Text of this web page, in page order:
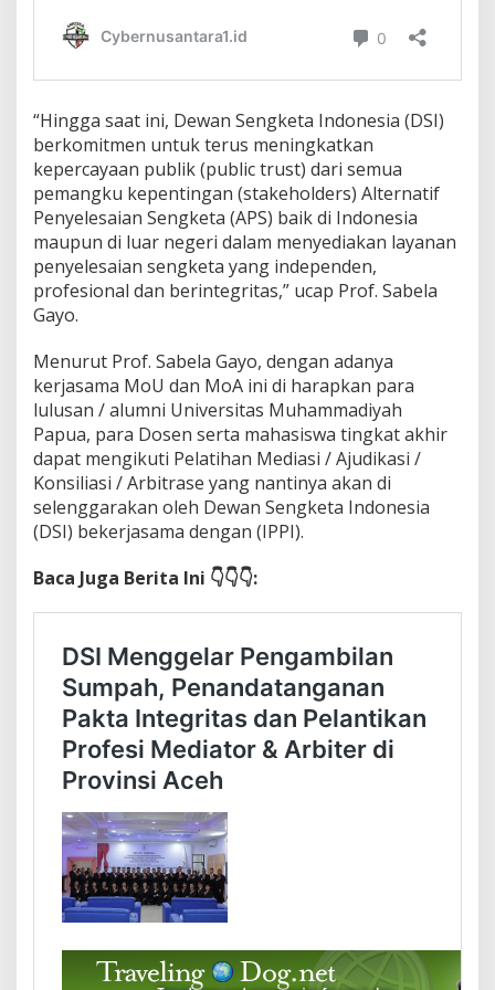
o
a
(
D
S
)
“Hingga saat ini, Dewan Sengketa Indonesia (DSI)
berkomitmen untuk terus meningkatkan
kepercayaan publik (public trust) dari semua
pemangku kepentingan (stakeholders) Alternatif
Penyelesaian Sengketa (APS) baik di Indonesia
maupun di luar negeri dalam menyediakan layanan
penyelesaian sengketa yang independen,
profesional dan berintegritas,” ucap Prof. Sabela
Gayo.
Menurut Prof. Sabela Gayo, dengan adanya
kerjasama MoU dan MoA ini di harapkan para
lulusan / alumni Universitas Muhammadiyah
Papua, para Dosen serta mahasiswa tingkat akhir
dapat mengikuti Pelatihan Mediasi / Ajudikasi /
Konsiliasi / Arbitrase yang nantinya akan di
selenggarakan oleh Dewan Sengketa Indonesia
(DSI) bekerjasama dengan (IPPI).
Baca Juga Berita Ini 👇👇👇: